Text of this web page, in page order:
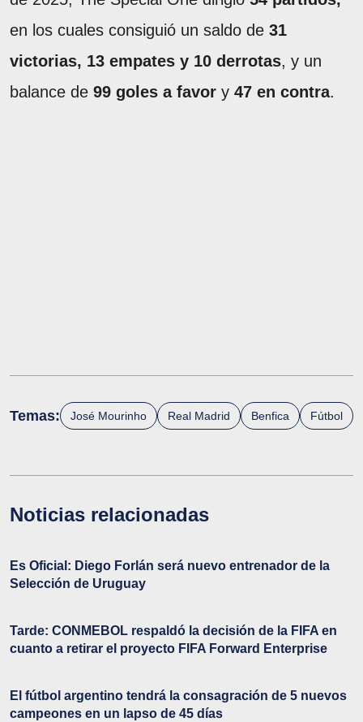
en los cuales consiguió un saldo de 31
victorias, 13 empates y 10 derrotas, y un
balance de 99 goles a favor y 47 en contra.
Temas: José Mourinho Real Madrid Benfica Fútbol
Noticias relacionadas
Es Oficial: Diego Forlán será nuevo entrenador de la
Selección de Uruguay
Tarde: CONMEBOL respaldó la decisión de la FIFA en
cuanto a retirar el proyecto FIFA Forward Enterprise
El fútbol argentino tendrá la consagración de 5 nuevos
campeones en un lapso de 45 días